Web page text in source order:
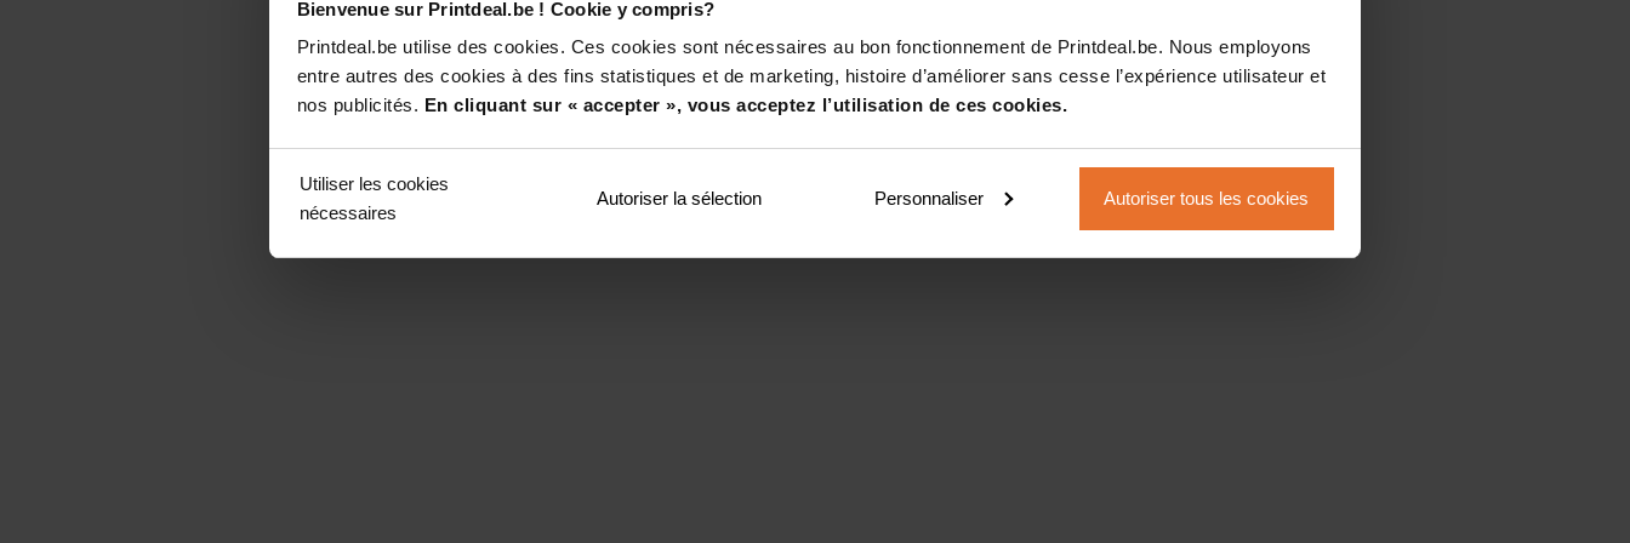
Bienvenue sur Printdeal.be ! Cookie y compris?
Printdeal.be utilise des cookies. Ces cookies sont nécessaires au bon fonctionnement de Printdeal.be. Nous employons
entre autres des cookies à des fins statistiques et de marketing, histoire d’améliorer sans cesse l’expérience utilisateur et
nos publicités. En cliquant sur « accepter », vous acceptez l’utilisation de ces cookies.
Utiliser les cookies
nécessaires
Autoriser la sélection Personnaliser Autoriser tous les cookies